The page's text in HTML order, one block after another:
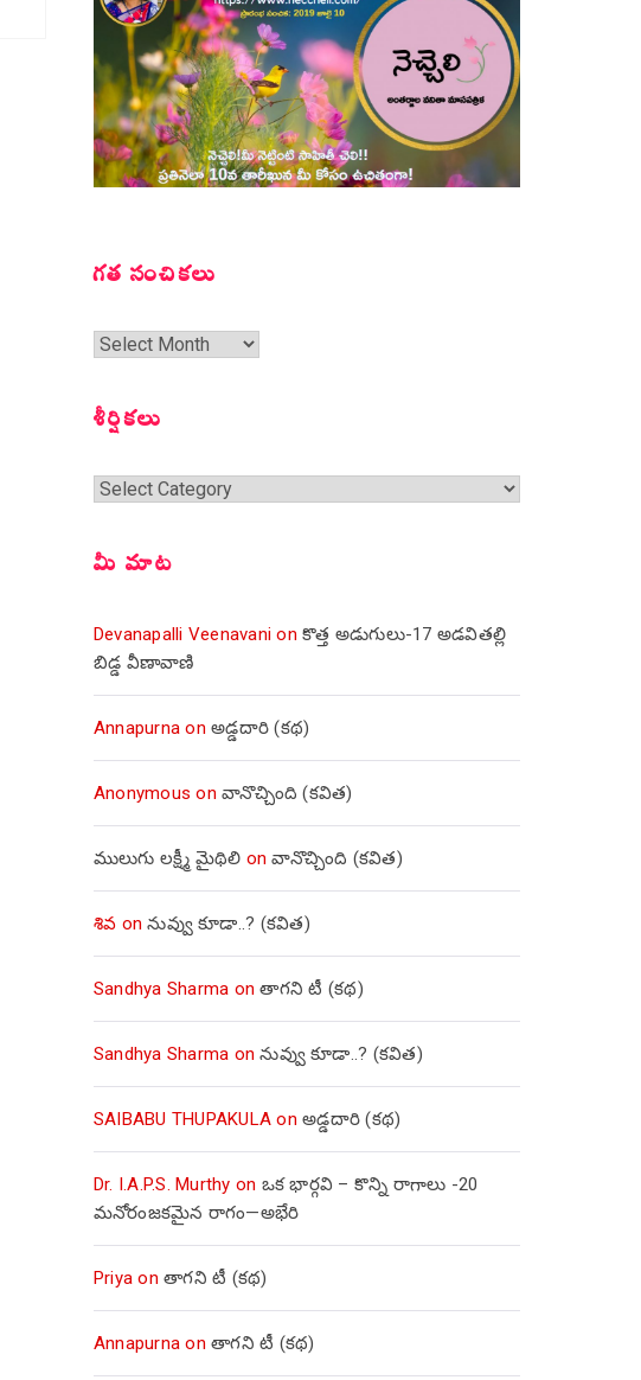
గత సంచికలు
గత
శీర్షికలు
శీర్షికలు
మీ మాట
Devanapalli Veenavani onకొత్త అడుగులు-17 అడవితల్లి
బిడ్డ వీణావాణి
Annapurna onఅడ్డదారి (కథ)
Anonymous onవానొచ్చింది (కవిత)
ములుగు లక్ష్మీ మైథిలి onవానొచ్చింది (కవిత)
శివ onనువ్వు కూడా..? (కవిత)
Sandhya Sharma onతాగని టీ (కథ)
Sandhya Sharma onనువ్వు కూడా..? (కవిత)
SAIBABU THUPAKULA onఅడ్డదారి (కథ)
Dr. I.A.P.S. Murthy on ఒక భార్గవి – కొన్ని రాగాలు -20
మనోరంజకమైన రాగం—అభేరి
Priya onతాగని టీ (కథ)
Annapurna onతాగని టీ (కథ)